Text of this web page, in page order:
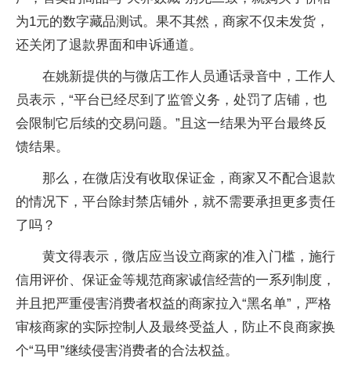
为1元的数字藏品测试。果不其然，商家不仅未发货，
还关闭了退款界面和申诉通道。
在姚新提供的与微店工作人员通话录音中，工作人
员表示，“平台已经尽到了监管义务，处罚了店铺，也
会限制它后续的交易问题。”且这一结果为平台最终反
馈结果。
那么，在微店没有收取保证金，商家又不配合退款
的情况下，平台除封禁店铺外，就不需要承担更多责任
了吗？
黄文得表示，微店应当设立商家的准入门槛，施行
信用评价、保证金等规范商家诚信经营的一系列制度，
并且把严重侵害消费者权益的商家拉入“黑名单”，严格
审核商家的实际控制人及最终受益人，防止不良商家换
个“马甲”继续侵害消费者的合法权益。